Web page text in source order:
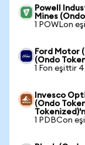
Powell
Mines
1 POWLon
Ford Motor
(Ondo
1 Fon eşittir
Invesco
(Ondo
1 PDBCon